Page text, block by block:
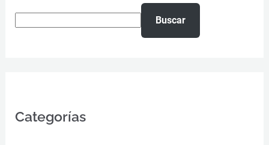
Buscar
Categorías